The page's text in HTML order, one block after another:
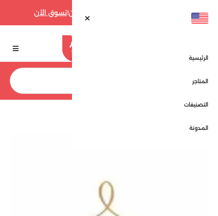
تسوق الآن
الرئيسية
المتاجر
التصنيفات
المدونة